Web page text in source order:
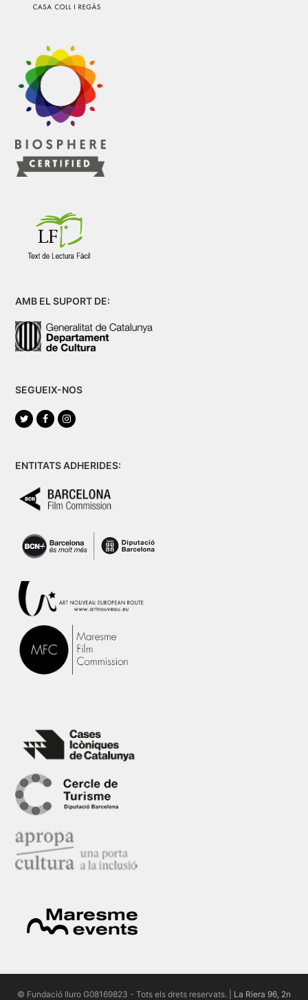
AMB EL SUPORT DE:
SEGUEIX-NOS
TwitterFacebookInstagram
ENTITATS ADHERIDES:
© Fundació Iluro G08169823 - Tots els drets reservats. | La Riera 96, 2n